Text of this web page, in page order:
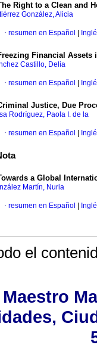
Right to a Clean and
González, Alicia
· resumen en Español
Financial
Castillo, Delia
· resumen en Español
Justice, Due
Rodríguez, Paola I. de la
· resumen en Español
a Global
Martín, Nuria
· resumen en Español
el